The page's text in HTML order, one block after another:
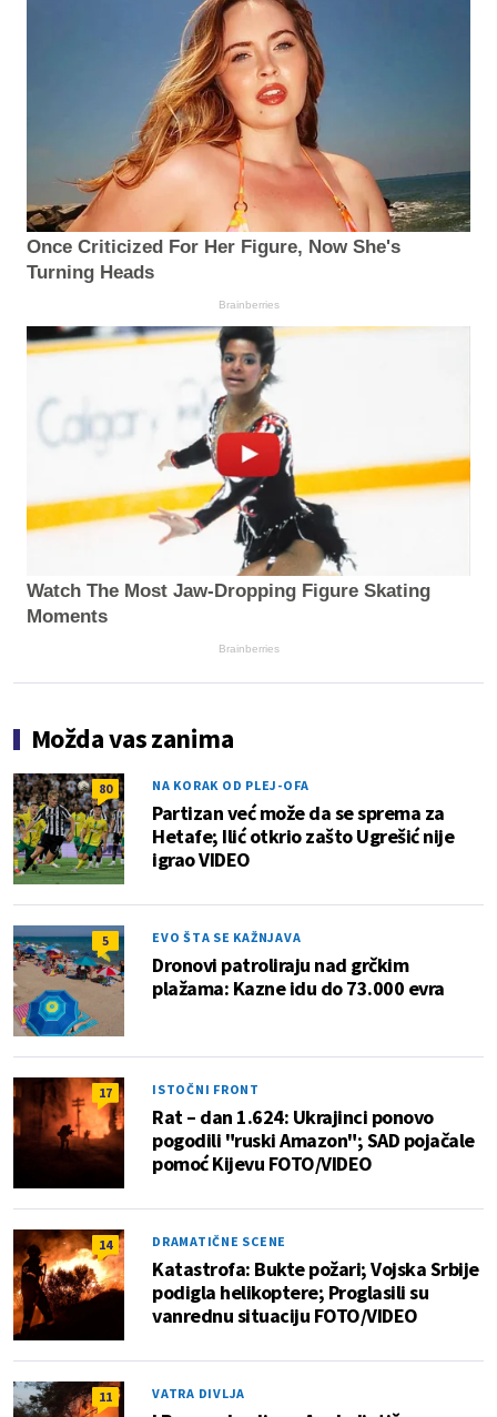
Once Criticized For Her Figure, Now She's
Turning Heads
Brainberries
Watch The Most Jaw‑Dropping Figure Skating
Moments
Brainberries
Možda vas zanima
80 NA KORAK OD PLEJ-OFA
Partizan već može da se sprema za
Hetafe; Ilić otkrio zašto Ugrešić nije
igrao VIDEO
5 EVO ŠTA SE KAŽNJAVA
Dronovi patroliraju nad grčkim
plažama: Kazne idu do 73.000 evra
17 ISTOČNI FRONT
Rat – dan 1.624: Ukrajinci ponovo
pogodili "ruski Amazon"; SAD pojačale
pomoć Kijevu FOTO/VIDEO
14 DRAMATIČNE SCENE
Katastrofa: Bukte požari; Vojska Srbije
podigla helikoptere; Proglasili su
vanrednu situaciju FOTO/VIDEO
11 VATRA DIVLJA